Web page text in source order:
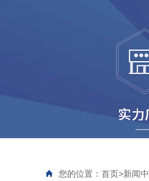
您的位置： 首页>新闻